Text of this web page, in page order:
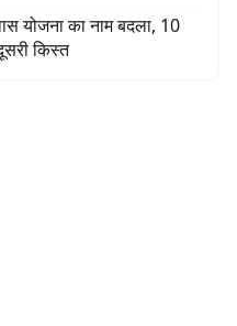
योजना का नाम बदला, 10
किस्त